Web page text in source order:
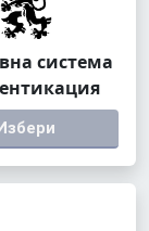
система
Избери